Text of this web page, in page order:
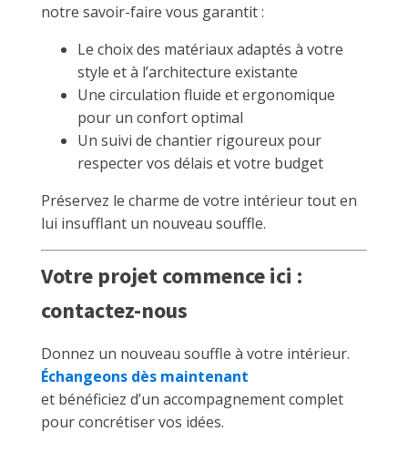
notre savoir-faire vous garantit :
Le choix des matériaux adaptés à votre
style et à l’architecture existante
Une circulation fluide et ergonomique
pour un confort optimal
Un suivi de chantier rigoureux pour
respecter vos délais et votre budget
Préservez le charme de votre intérieur tout en
lui insufflant un nouveau souffle.
Votre projet commence ici :
contactez-nous
Donnez un nouveau souffle à votre intérieur.
Échangeons dès maintenant
et bénéficiez d’un accompagnement complet
pour concrétiser vos idées.